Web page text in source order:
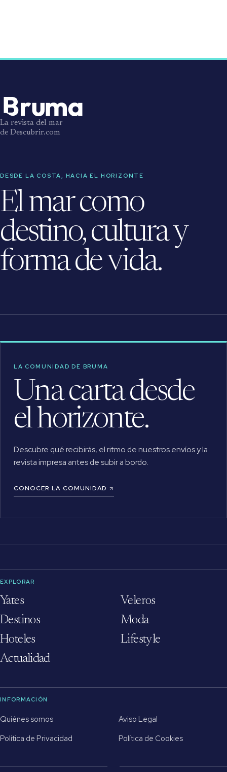
La revista del mar
de Descubrir.com
DESDE LA COSTA, HACIA EL HORIZONTE
El mar como
destino, cultura y
forma de vida.
LA COMUNIDAD DE BRUMA
Una carta desde
el horizonte.
Descubre qué recibirás, el ritmo de nuestros envíos y la
revista impresa antes de subir a bordo.
CONOCER LA COMUNIDAD
EXPLORAR
Yates
Veleros
Destinos
Moda
Hoteles
Lifestyle
Actualidad
INFORMACIÓN
Quiénes somos
Aviso Legal
Política de Privacidad
Política de Cookies